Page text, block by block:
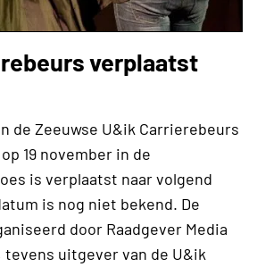
verplaatst
de Zeeuwse U&ik Carrierebeurs
19 november in de
is verplaatst naar volgend
is nog niet bekend. De
door Raadgever Media
uitgever van de U&ik